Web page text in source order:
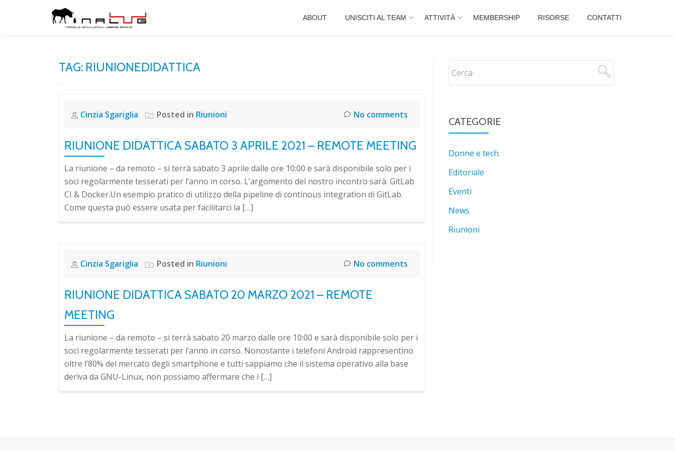
ABOUT UNISCITI AL TEAM ATTIVITÀ MEMBERSHIP RISORSE CONTATTI
TAG: RIUNIONEDIDATTICA
Cinzia Sgariglia Posted in Riunioni No comments
RIUNIONE DIDATTICA SABATO 3 APRILE 2021 – REMOTE MEETING
La riunione – da remoto – si terrà sabato 3 aprile dalle ore 10:00 e sarà disponibile solo per i
soci regolarmente tesserati per l’anno in corso. L’argomento del nostro incontro sarà: GitLab
CI & Docker.Un esempio pratico di utilizzo della pipeline di continous integration di GitLab.
Come questa può essere usata per facilitarci la […]
Cinzia Sgariglia Posted in Riunioni No comments
RIUNIONE DIDATTICA SABATO 20 MARZO 2021 – REMOTE
MEETING
La riunione – da remoto – si terrà sabato 20 marzo dalle ore 10:00 e sarà disponibile solo per i
soci regolarmente tesserati per l’anno in corso. Nonostante i telefoni Android rappresentino
oltre l’80% del mercato degli smartphone e tutti sappiamo che il sistema operativo alla base
deriva da GNU-Linux, non possiamo affermare che i […]
CATEGORIE
Donne e tech
Editoriale
Eventi
News
Riunioni